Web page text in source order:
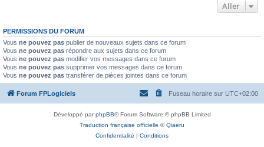
Aller
PERMISSIONS DU FORUM
Vous ne pouvez pas publier de nouveaux sujets dans ce forum
Vous ne pouvez pas répondre aux sujets dans ce forum
Vous ne pouvez pas modifier vos messages dans ce forum
Vous ne pouvez pas supprimer vos messages dans ce forum
Vous ne pouvez pas transférer de pièces jointes dans ce forum
Forum FPLogiciels Fuseau horaire sur UTC+02:00
Développé parphpBB® Forum Software © phpBB Limited
Traduction française officielle ©Qiaeru
Confidentialité | Conditions